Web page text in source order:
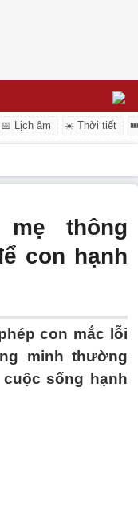
📅 Lịch âm ☀️ Thời tiết
thông
con hạnh
con mắc lỗi
minh thường
sống hạnh